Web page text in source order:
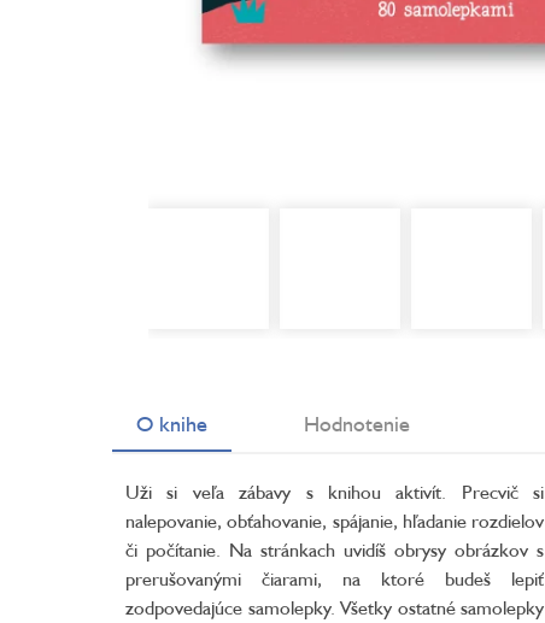
O knihe Hodnotenie
Uži si veľa zábavy s knihou aktivít. Precvič si
nalepovanie, obťahovanie, spájanie, hľadanie rozdielov
či počítanie. Na stránkach uvidíš obrysy obrázkov s
prerušovanými čiarami, na ktoré budeš lepiť
zodpovedajúce samolepky. Všetky ostatné samolepky